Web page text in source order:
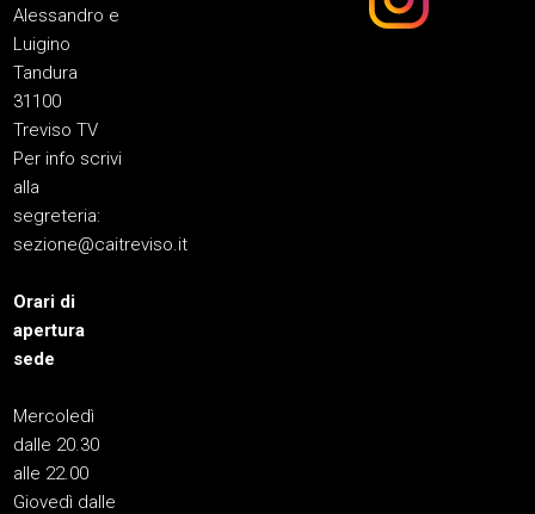
Alessandro e
Luigino
Tandura
31100
Treviso TV
Per info scrivi
alla
segreteria:
sezione@caitreviso.it
Orari di
apertura
sede
Mercoledì
dalle 20.30
alle 22.00
Giovedì dalle